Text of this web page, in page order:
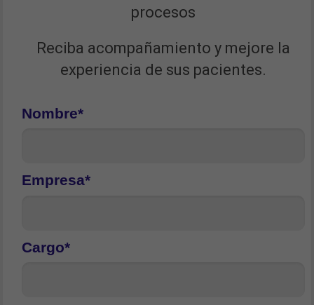
procesos
Reciba acompañamiento y mejore la
experiencia de sus pacientes.
Nombre*
Empresa*
Cargo*